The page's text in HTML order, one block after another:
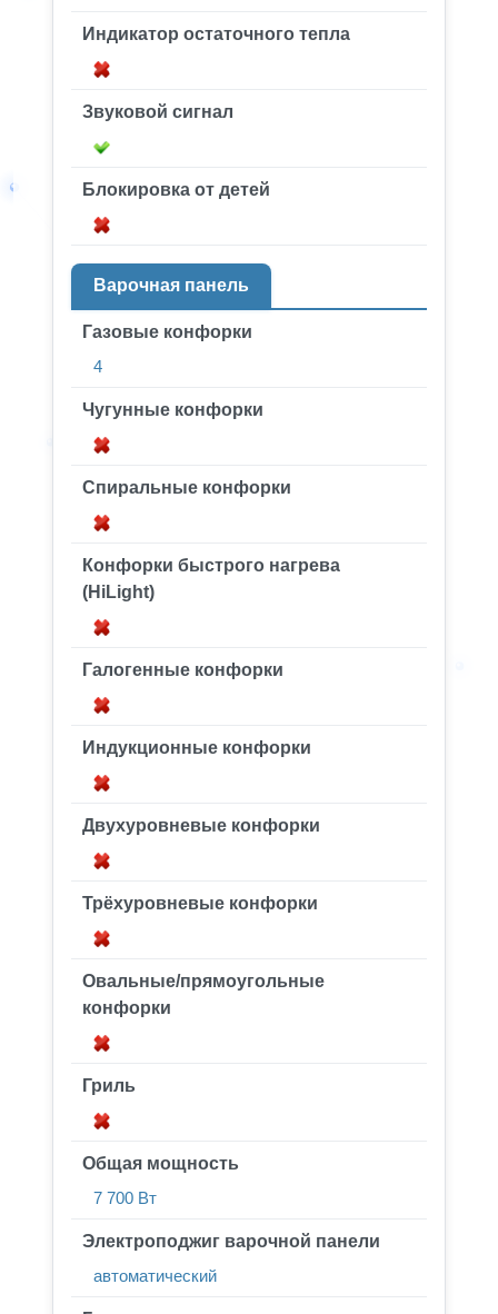
Индикатор остаточного тепла
Звуковой сигнал
Блокировка от детей
Варочная панель
Газовые конфорки
4
Чугунные конфорки
Спиральные конфорки
Конфорки быстрого нагрева
(HiLight)
Галогенные конфорки
Индукционные конфорки
Двухуровневые конфорки
Трёхуровневые конфорки
Овальные/прямоугольные
конфорки
Гриль
Общая мощность
7 700 Вт
Электроподжиг варочной панели
автоматический